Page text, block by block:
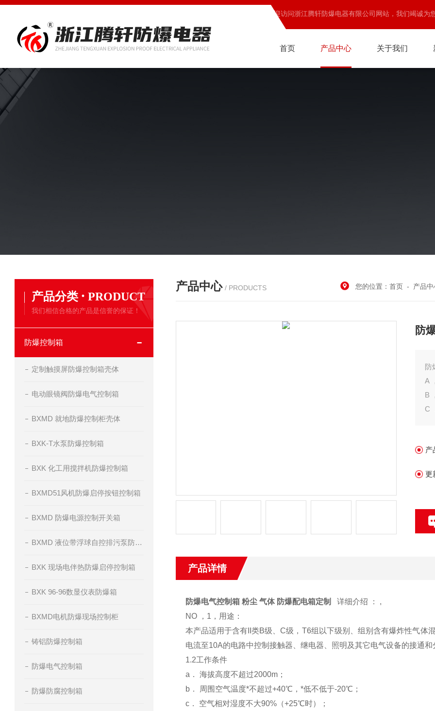
欢迎访问浙江腾轩防爆电器有限公司网站，我们竭诚为
首页 产品中心 关于我们
产品分类 · PRODUCT
我们相信合格的产品是信誉的保证！
防爆控制箱
定制触摸屏防爆控制箱壳体
电动眼镜阀防爆电气控制箱
BXMD 就地防爆控制柜壳体
BXK-T水泵防爆控制箱
BXK 化工用搅拌机防爆控制箱
BXMD51风机防爆启停按钮控制箱
BXMD 防爆电源控制开关箱
BXMD 液位带浮球自控排污泵防爆控制箱
BXK 现场电伴热防爆启停控制箱
BXK 96-96数显仪表防爆箱
BXMD电机防爆现场控制柜
铸铝防爆控制箱
防爆电气控制箱
防爆防腐控制箱
产品中心 / PRODUCTS 您的位置：首页 - 产品中
防
B
C
产
更
产品详情
防爆电气控制箱 粉尘 气体 防爆配电箱定制
详细介绍 ： ,
NO ，1，用途：
本产品适用于含有II类B级、C级，T6组以下级别、组别含有爆炸性气体
电流至10A的电路中控制接触器、继电器、照明及其它电气设备的接通和
1.2工作条件
a． 海拔高度不超过2000m；
b． 周围空气温度*不超过+40℃，*低不低于-20℃；
c． 空气相对湿度不大90%（+25℃时）；